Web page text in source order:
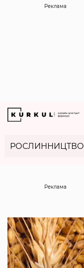
Реклама
РОСЛИННИЦТВО
Реклама